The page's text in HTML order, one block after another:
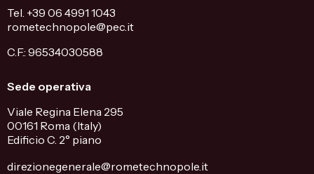
Tel. +39 06 4991 1043
rometechnopole@pec.it
C.F.: 96534030588
Sede operativa
Viale Regina Elena 295
00161 Roma (Italy)
Edificio C. 2° piano
direzionegenerale@rometechnopole.it